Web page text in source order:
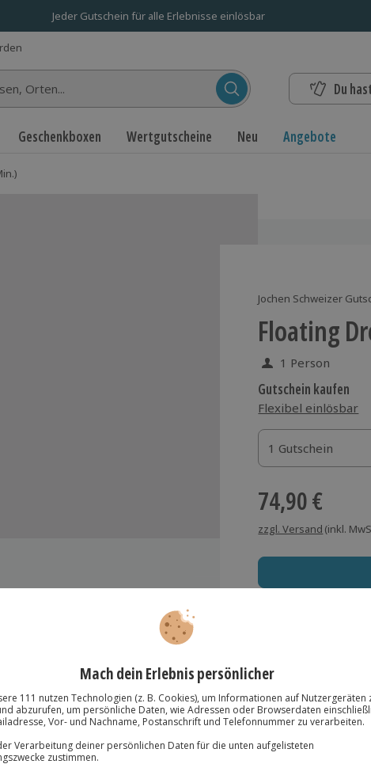
Jeder Gutschein für alle Erlebnisse einlösbar
Du
Geschenkboxen Wertgutscheine Neu Angebote
Jochen Schweizer
Floating
1 Person
Gutschein kaufen
Flexibel einlösbar
1 Gutschein
1 Gutschein
1 Gutschein
74,90 €
zzgl. Versand (inkl.
Immer das
Große Auswahl,
Über 9.000
Volle Flexibilität
Jeder Gutschein
Direktabzug im
übertragbar. Details